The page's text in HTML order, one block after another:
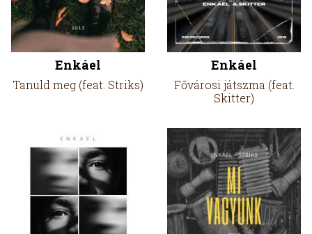
Enkáel
Tanuld meg (feat. Striks)
Enkáel
Fővárosi játszma (feat.
Skitter)